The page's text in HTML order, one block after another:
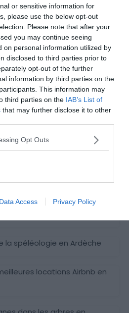
or sensitive information for
please use the below opt-out
Please note that after your
you may continue seeing
on personal information utilized by
disclosed to third parties prior to
opt-out of the further
information by third parties on the
This information may
third parties on the IAB’s List of
that may further disclose it to other
Opt Outs
Data Access Privacy Policy
pour profiter du
locations Airbnb à
Chauvet ?
la spéléologie en Ardèche
locations Airbnb en